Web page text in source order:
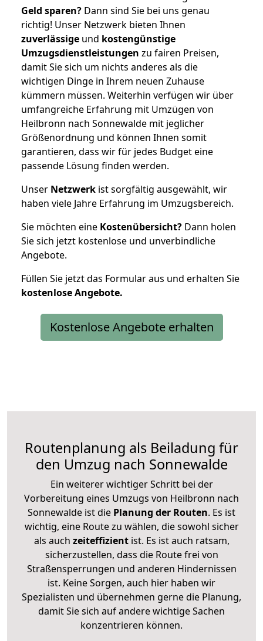
Geld sparen? Dann sind Sie bei uns genau
richtig! Unser Netzwerk bieten Ihnen
zuverlässige und kostengünstige
Umzugsdienstleistungen zu fairen Preisen,
damit Sie sich um nichts anderes als die
wichtigen Dinge in Ihrem neuen Zuhause
kümmern müssen. Weiterhin verfügen wir über
umfangreiche Erfahrung mit Umzügen von
Heilbronn nach Sonnewalde mit jeglicher
Größenordnung und können Ihnen somit
garantieren, dass wir für jedes Budget eine
passende Lösung finden werden.
Unser Netzwerk ist sorgfältig ausgewählt, wir
haben viele Jahre Erfahrung im Umzugsbereich.
Sie möchten eine Kostenübersicht? Dann holen
Sie sich jetzt kostenlose und unverbindliche
Angebote.
Füllen Sie jetzt das Formular aus und erhalten Sie
kostenloseAngebote.
Kostenlose Angebote erhalten
Routenplanung als Beiladung für
den Umzug nach Sonnewalde
Ein weiterer wichtiger Schritt bei der
Vorbereitung eines Umzugs von Heilbronn nach
Sonnewalde ist die Planung der Routen. Es ist
wichtig, eine Route zu wählen, die sowohl sicher
als auch zeiteffizientist. Es ist auch ratsam,
sicherzustellen, dass die Route frei von
Straßensperrungen und anderen Hindernissen
ist. Keine Sorgen, auch hier haben wir
Spezialisten und übernehmen gerne die Planung,
damit Sie sich auf andere wichtige Sachen
konzentrieren können.